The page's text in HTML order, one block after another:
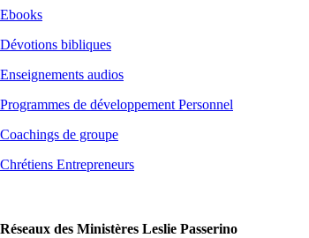
Ebooks
Dévotions bibliques
Enseignements audios
Programmes de développement Personnel
Coachings de groupe
Chrétiens Entrepreneurs
Réseaux des Ministères Leslie Passerino